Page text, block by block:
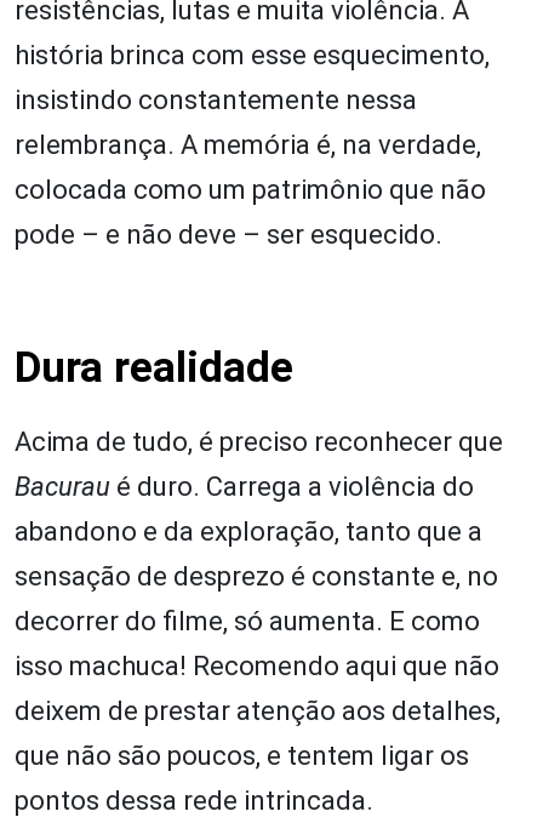
resistências, lutas e muita violência. A
história brinca com esse esquecimento,
insistindo constantemente nessa
relembrança. A memória é, na verdade,
colocada como um patrimônio que não
pode – e não deve – ser esquecido.
Dura realidade
Acima de tudo, é preciso reconhecer que
Bacurau é duro. Carrega a violência do
abandono e da exploração, tanto que a
sensação de desprezo é constante e, no
decorrer do filme, só aumenta. E como
isso machuca! Recomendo aqui que não
deixem de prestar atenção aos detalhes,
que não são poucos, e tentem ligar os
pontos dessa rede intrincada.